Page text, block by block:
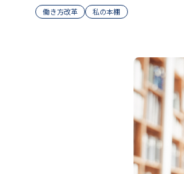
働き方改革 私の本棚